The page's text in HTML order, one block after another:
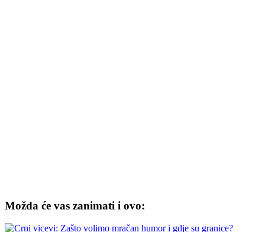
Možda će vas zanimati i ovo: